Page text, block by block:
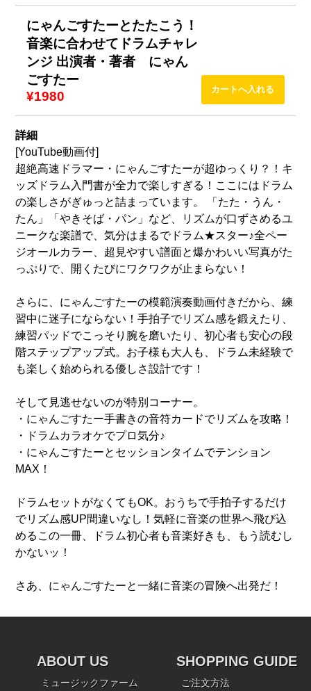
にゃんごすたーとたたこう！
音楽に合わせてドラムチャレ
ンジ 出演者・著者 にゃん
ごすたー
¥1980
詳細
[YouTube動画付]
超絶高速ドラマー・にゃんごすたーが超ゆっくり？！キ
ッズドラム入門書が全力で楽しすぎる！ここにはドラム
の楽しさがぎゅっと詰まっています。 「たた・うん・
たん」「やきそば・パン」など、リズムが口ずさめるユ
ニークな楽譜で、気分はまるでドラム★スター♪全ペー
ジオールカラー、超見やすい譜面と爆かわいい写真がた
っぷりで、開くたびにワクワクが止まらない！
さらに、にゃんごすたーの模範演奏動画付きだから、練
習中に迷子にならない！手拍子でリズム感を鍛えたり、
練習パッドでこっそり腕を磨いたり、初心者も安心の段
階ステップアップ式。お子様も大人も、ドラム未経験で
も楽しく始められる優しさ設計です！
そして見逃せないのが特別コーナー。
・にゃんごすたー手書きの音符カードでリズムを攻略！
・ドラムカラオケでプロ気分♪
・にゃんごすたーとセッションタイムでテンション
MAX！
ドラムセットがなくてもOK。おうちで手拍子するだけ
でリズム感UP間違いなし！気軽に音楽の世界へ飛び込
めるこの一冊、ドラム初心者も音楽好きも、もう読むし
かないッ！
さあ、にゃんごすたーと一緒に音楽の冒険へ出発だ！
ABOUT US
ミュージックファーム
SHOPPING GUIDE
ご注文方法